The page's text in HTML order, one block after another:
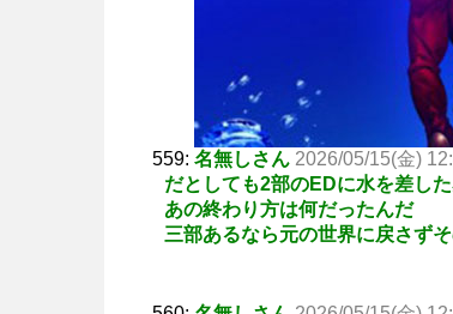
559: 名無しさん 2026/05/15(金)
だとしても2部のEDに水を差し
あの終わり方は何だったんだ
三部あるなら元の世界に戻さず